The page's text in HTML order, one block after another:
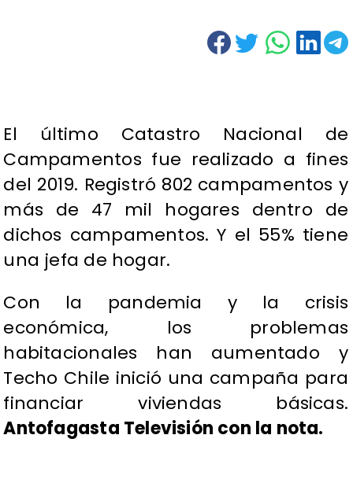
El último Catastro Nacional de
Campamentos fue realizado a fines
del 2019. Registró 802 campamentos y
más de 47 mil hogares dentro de
dichos campamentos. Y el 55% tiene
una jefa de hogar.
Con la pandemia y la crisis
económica, los problemas
habitacionales han aumentado y
Techo Chile inició una campaña para
financiar viviendas básicas.
Antofagasta Televisión con la nota.